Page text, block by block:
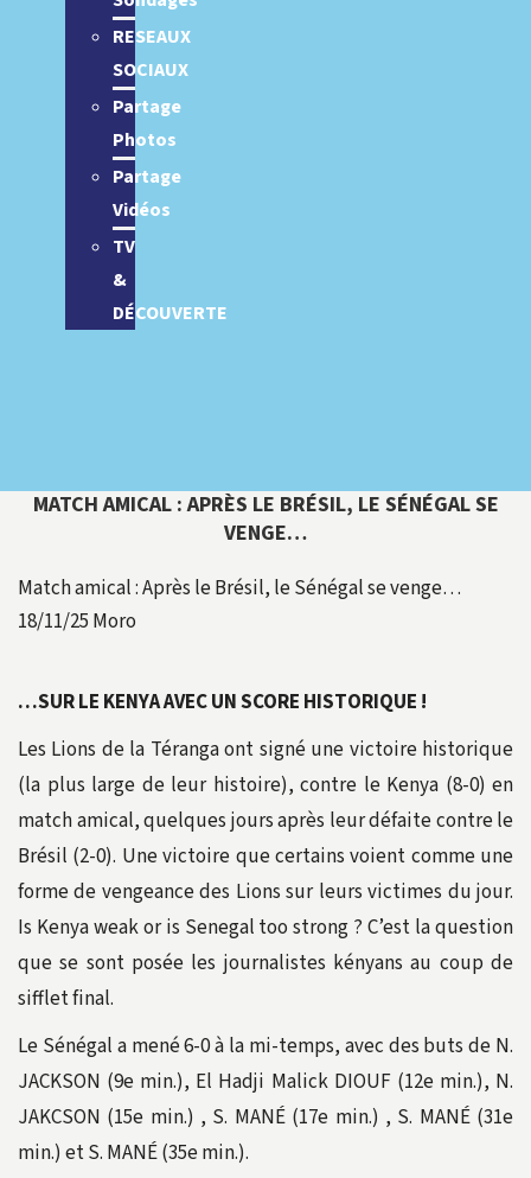
RESEAUX
SOCIAUX
Partage
Photos
Partage
Vidéos
TV
&
DÉCOUVERTE
MATCH AMICAL : APRÈS LE BRÉSIL, LE SÉNÉGAL SE
VENGE…
Match amical : Après le Brésil, le Sénégal se venge…
18/11/25 Moro
…SUR LE KENYA AVEC UN SCORE HISTORIQUE !
Les Lions de la Téranga ont signé une victoire historique
(la plus large de leur histoire), contre le Kenya (8-0) en
match amical, quelques jours après leur défaite contre le
Brésil (2-0). Une victoire que certains voient comme une
forme de vengeance des Lions sur leurs victimes du jour.
Is Kenya weak or is Senegal too strong ? C’est la question
que se sont posée les journalistes kényans au coup de
sifflet final.
Le Sénégal a mené 6-0 à la mi-temps, avec des buts de N.
JACKSON (9e min.), El Hadji Malick DIOUF (12e min.), N.
JAKCSON (15e min.) , S. MANÉ (17e min.) , S. MANÉ (31e
min.) et S. MANÉ (35e min.).